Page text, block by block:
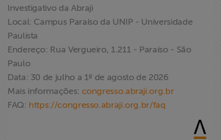
Investigativo da Abraji
Local: Campus Paraíso da UNIP - Universidade
Paulista
Endereço: Rua Vergueiro, 1.211 - Paraíso - São
Paulo
Data: 30 de julho a 1º de agosto de 2026
Mais informações: congresso.abraji.org.br
FAQ: https://congresso.abraji.org.br/faq